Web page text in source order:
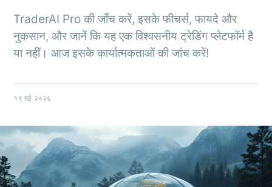
TraderAI Pro की जाँच करें, इसके फीचर्स, फायदे और
नुकसान, और जानें कि यह एक विश्वसनीय ट्रेडिंग प्लेटफॉर्म है
या नहीं। आज इसके कार्यात्मकताओं की जांच करें!
१९ मई २०२६